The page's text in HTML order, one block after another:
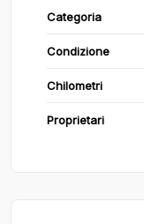
Categoria
Condizione
Chilometri
Proprietari